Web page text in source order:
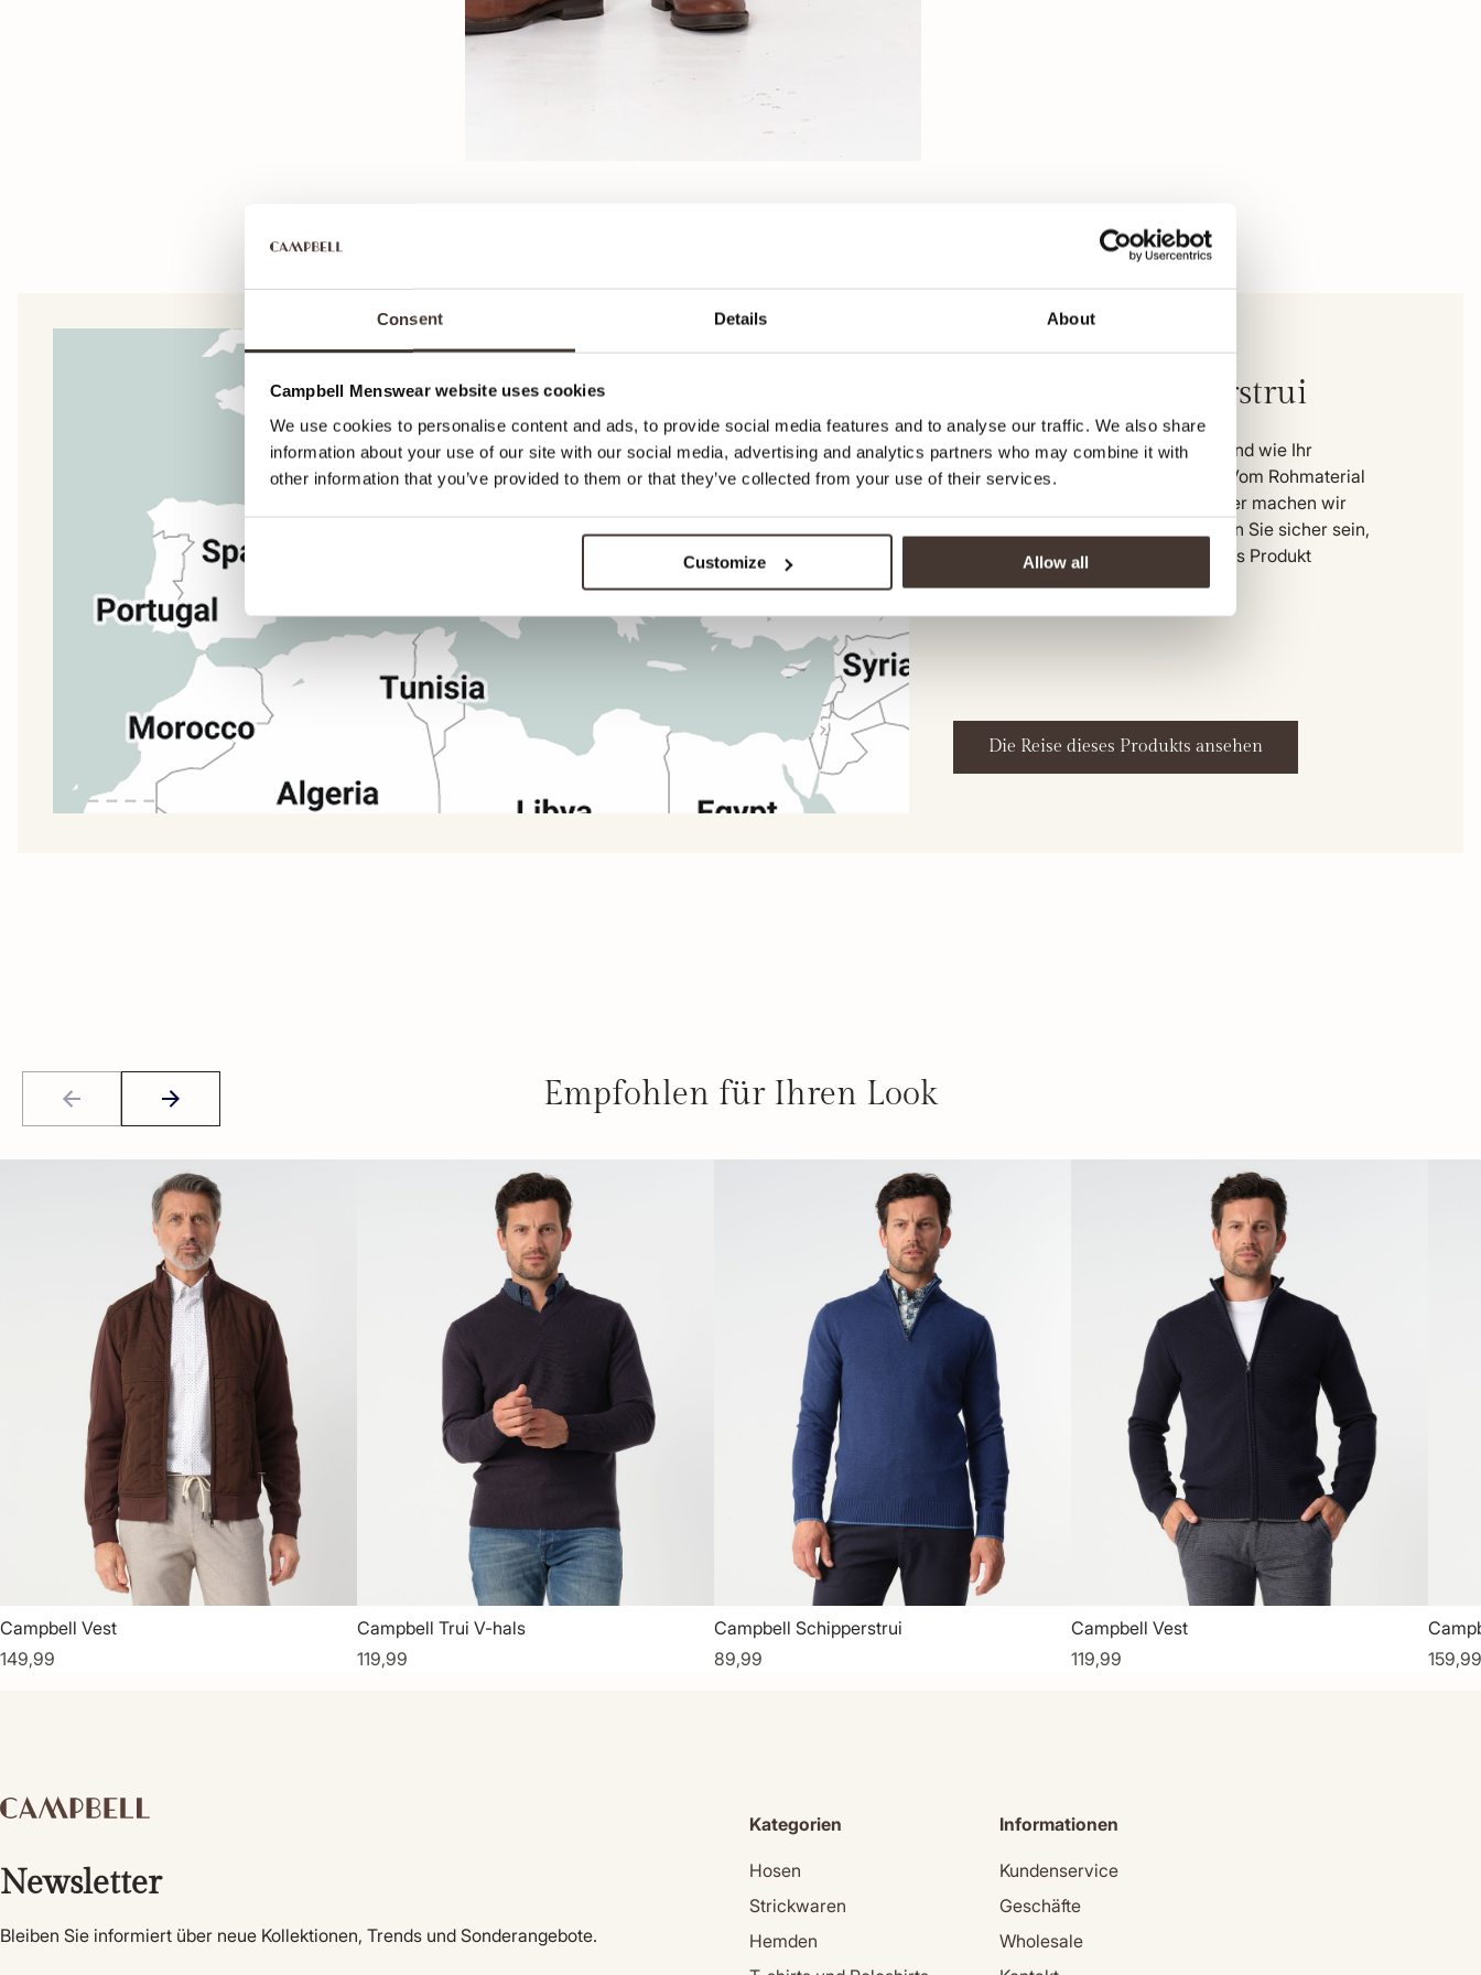
Consent Details About
Campbell Menswear website uses cookies
We use cookies to personalise content and ads, to provide social media features and to analyse our traffic. We also share
information about your use of our site with our social media, advertising and analytics partners who may combine it with
other information that you’ve provided to them or that they’ve collected from your use of their services.
Customize Allow all
Campbell Schipperstrui
Hier können Sie genau sehen, wo und wie Ihr
Kleidungsstück hergestellt wurde. Vom Rohmaterial
bis zur Anlieferung in unserem Lager machen wir
jeden Schritt transparent. So können Sie sicher sein,
dass Sie ein ehrliches, hochwertiges Produkt
erhalten.
Die Reise dieses Produkts ansehen
Empfohlen für Ihren Look
Campbell Vest
149,99
Campbell Trui V-hals
119,99
Campbell Schipperstrui
89,99
Campbell Vest
119,99
159,99
Newsletter
Bleiben Sie informiert über neue Kollektionen, Trends und Sonderangebote.
Kategorien
Hosen
Strickwaren
Hemden
Informationen
Kundenservice
Geschäfte
Wholesale